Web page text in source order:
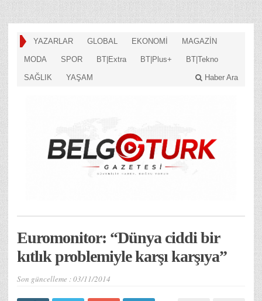
YAZARLAR GLOBAL EKONOMİ MAGAZİN
MODA SPOR BT|Extra BT|Plus+ BT|Tekno
SAĞLIK YAŞAM Haber Ara
Euromonitor: “Dünya ciddi bir
kıtlık problemiyle karşı karşıya”
Son güncelleme :03/11/2014